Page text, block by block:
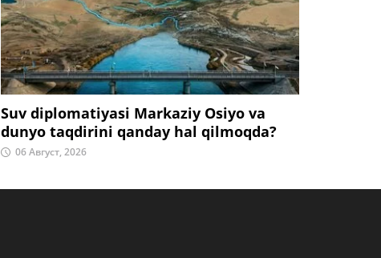
Suv diplomatiyasi Markaziy Osiyo va
dunyo taqdirini qanday hal qilmoqda?
06 Август, 2026